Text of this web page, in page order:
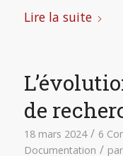
Lire la suite
de
18 mars 2024 / 6
Documentation / par